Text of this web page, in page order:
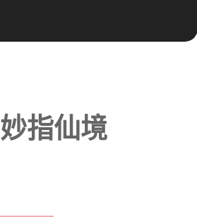
妙指仙境